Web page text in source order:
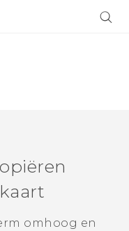
omhoog en